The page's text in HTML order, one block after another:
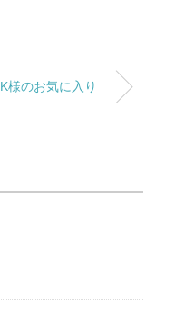
K様のお気に入り